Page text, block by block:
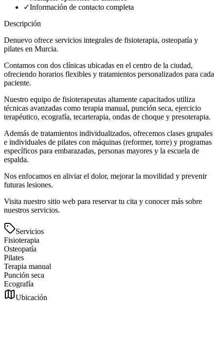
✓Información de contacto completa
Descripción
Denuevo ofrece servicios integrales de fisioterapia, osteopatía y
pilates en Murcia.
Contamos con dos clínicas ubicadas en el centro de la ciudad,
ofreciendo horarios flexibles y tratamientos personalizados para cada
paciente.
Nuestro equipo de fisioterapeutas altamente capacitados utiliza
técnicas avanzadas como terapia manual, punción seca, ejercicio
terapéutico, ecografía, tecarterapia, ondas de choque y presoterapia.
Además de tratamientos individualizados, ofrecemos clases grupales
e individuales de pilates con máquinas (reformer, torre) y programas
específicos para embarazadas, personas mayores y la escuela de
espalda.
Nos enfocamos en aliviar el dolor, mejorar la movilidad y prevenir
futuras lesiones.
Visita nuestro sitio web para reservar tu cita y conocer más sobre
nuestros servicios.
Servicios
Fisioterapia
Osteopatía
Pilates
Terapia manual
Punción seca
Ecografía
Ubicación